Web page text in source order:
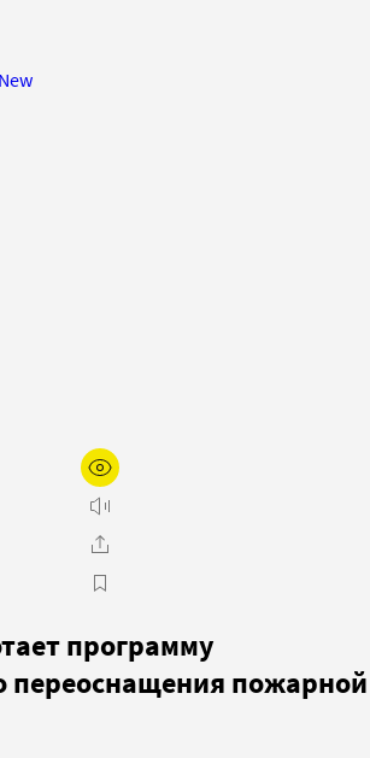
New
программу
переоснащения пожарной